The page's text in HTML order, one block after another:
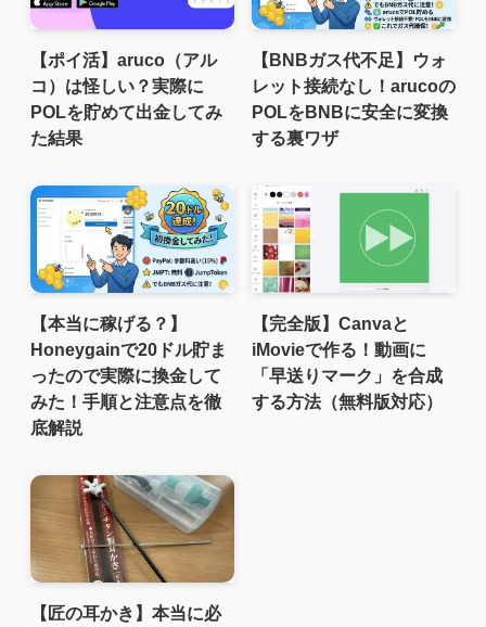
【ポイ活】aruco（アル
コ）は怪しい？実際に
POLを貯めて出金してみ
た結果
【BNBガス代不足】ウォ
レット接続なし！arucoの
POLをBNBに安全に変換
する裏ワザ
【本当に稼げる？】
Honeygainで20ドル貯ま
ったので実際に換金して
みた！手順と注意点を徹
底解説
【完全版】Canvaと
iMovieで作る！動画に
「早送りマーク」を合成
する方法（無料版対応）
【匠の耳かき】本当に必